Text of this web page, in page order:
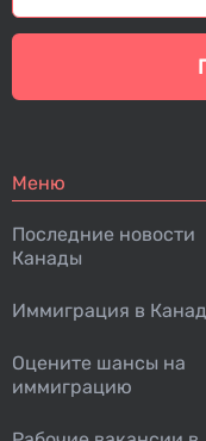
Меню
Последние новости
Канады
Иммиграция в
Оцените шансы на
иммиграцию